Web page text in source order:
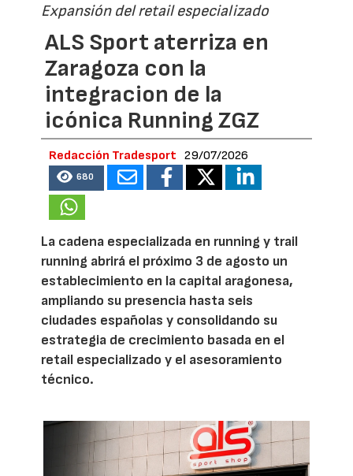
Expansión del retail especializado
ALS Sport aterriza en
Zaragoza con la
integracion de la
icónica Running ZGZ
Redacción Tradesport 29/07/2026
680
La cadena especializada en running y trail
running abrirá el próximo 3 de agosto un
establecimiento en la capital aragonesa,
ampliando su presencia hasta seis
ciudades españolas y consolidando su
estrategia de crecimiento basada en el
retail especializado y el asesoramiento
técnico.